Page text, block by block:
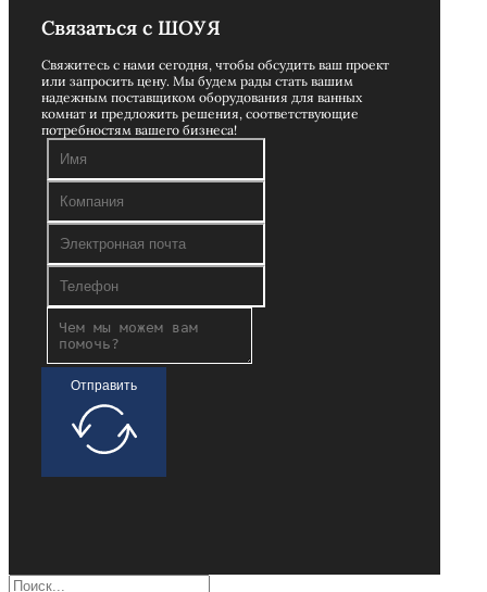
Связаться с ШОУЯ
Свяжитесь с нами сегодня, чтобы обсудить ваш проект
или запросить цену. Мы будем рады стать вашим
надежным поставщиком оборудования для ванных
комнат и предложить решения, соответствующие
потребностям вашего бизнеса!
Отправить
Поиск